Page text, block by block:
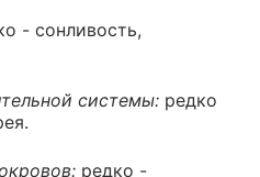
- сонливость,
системы: редко
редко -